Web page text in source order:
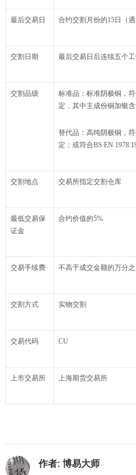
最后交易日 合约交割月份的15日（遇
交割日期 最后交易日后连续五个工
交割品级
标准品：标准阴极铜，
定，其中主成份铜加银含
替代品：高纯阴极铜，
定；或符合BS EN
交割地点 交易所指定交割仓库
最低交易保
证金
合约价值的5%
交易手续费 不高于成交金额的万分之
交割方式 实物交割
交易代码 CU
上市交易所 上海期货交易所
作者: 博易大师